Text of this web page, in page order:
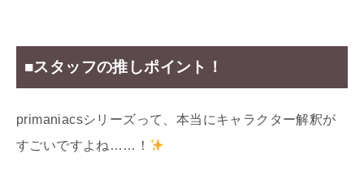
■スタッフの推しポイント！
primaniacsシリーズって、本当にキャラクター解釈が
すごいですよね……！